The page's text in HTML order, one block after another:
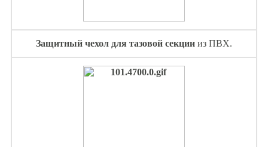
Защитный чехол для тазовой секции из ПВХ.